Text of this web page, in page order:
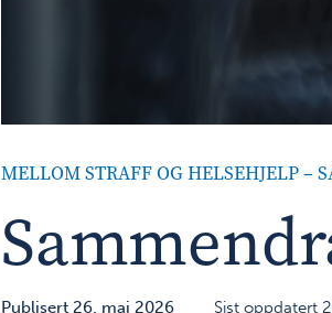
MELLOM STRAFF OG HELSEHJELP –
Publisert 26. mai 2026
Sist oppdatert